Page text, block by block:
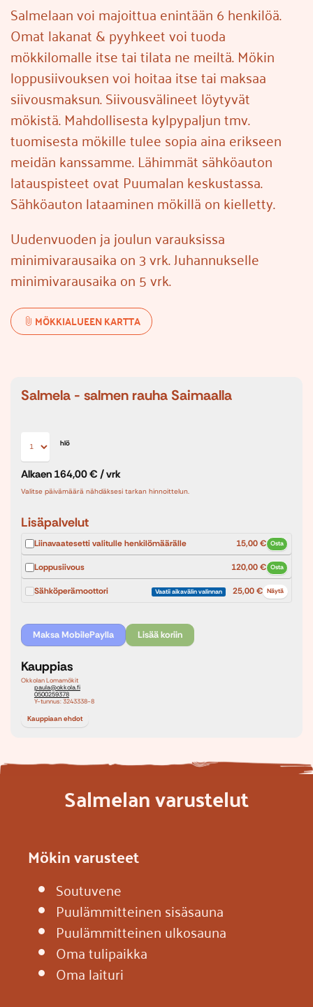
Salmelaan voi majoittua enintään 6 henkilöä.
Omat lakanat & pyyhkeet voi tuoda
mökkilomalle itse tai tilata ne meiltä. Mökin
loppusiivouksen voi hoitaa itse tai maksaa
siivousmaksun. Siivousvälineet löytyvät
mökistä. Mahdollisesta kylpypaljun tmv.
tuomisesta mökille tulee sopia aina erikseen
meidän kanssamme. Lähimmät sähköauton
latauspisteet ovat Puumalan keskustassa.
Sähköauton lataaminen mökillä on kielletty.
Uudenvuoden ja joulun varauksissa
minimivarausaika on 3 vrk. Juhannukselle
minimivarausaika on 5 vrk.
MÖKKIALUEEN KARTTA
Salmelan varustelut
Mökin varusteet
Soutuvene
Puulämmitteinen sisäsauna
Puulämmitteinen ulkosauna
Oma tulipaikka
Oma laituri